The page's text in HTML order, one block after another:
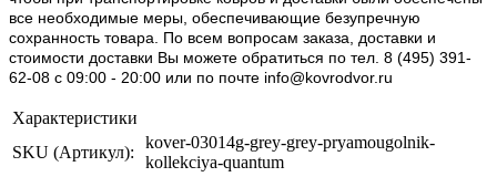
все необходимые меры, обеспечивающие безупречную
сохранность товара. По всем вопросам заказа, доставки и
стоимости доставки Вы можете обратиться по тел. 8 (495) 391-
62-08 c 09:00 - 20:00 или по почте info@kovrodvor.ru
Характеристики
SKU (Артикул):
kover-03014g-grey-grey-pryamougolnik-
kollekciya-quantum